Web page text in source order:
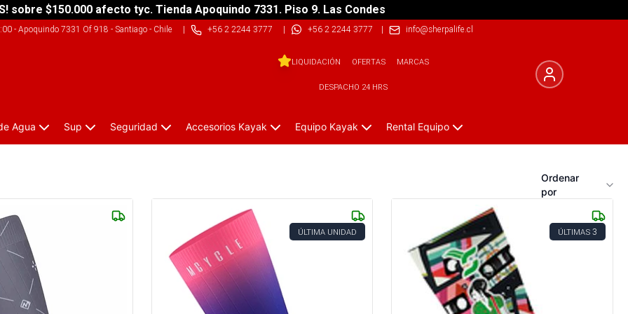
sobre $150.000 afecto tyc. Tienda Apoquindo 7331. Piso 9. Las Condes
- Apoquindo 7331 Of 918 - Santiago - Chile| +56 2 2244 3777 | +56 2 2244 3777 | info@sherpalife.cl
LIQUIDACIÓN OFERTAS MARCAS
DESPACHO 24 HRS
Agua Sup Seguridad Accesorios Kayak Equipo Kayak Rental Equipo
Ordenar
por
ÚLTIMA UNIDAD ÚLTIMAS 3